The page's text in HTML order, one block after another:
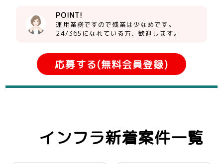
POINT!
運用業務ですので残業は少なめです。
24/365になれている方、歓迎します。
応募する(無料会員登録)
インフラ新着案件一覧